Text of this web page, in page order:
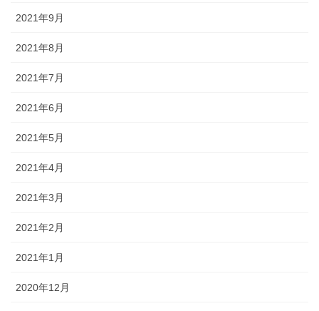
2021年9月
2021年8月
2021年7月
2021年6月
2021年5月
2021年4月
2021年3月
2021年2月
2021年1月
2020年12月